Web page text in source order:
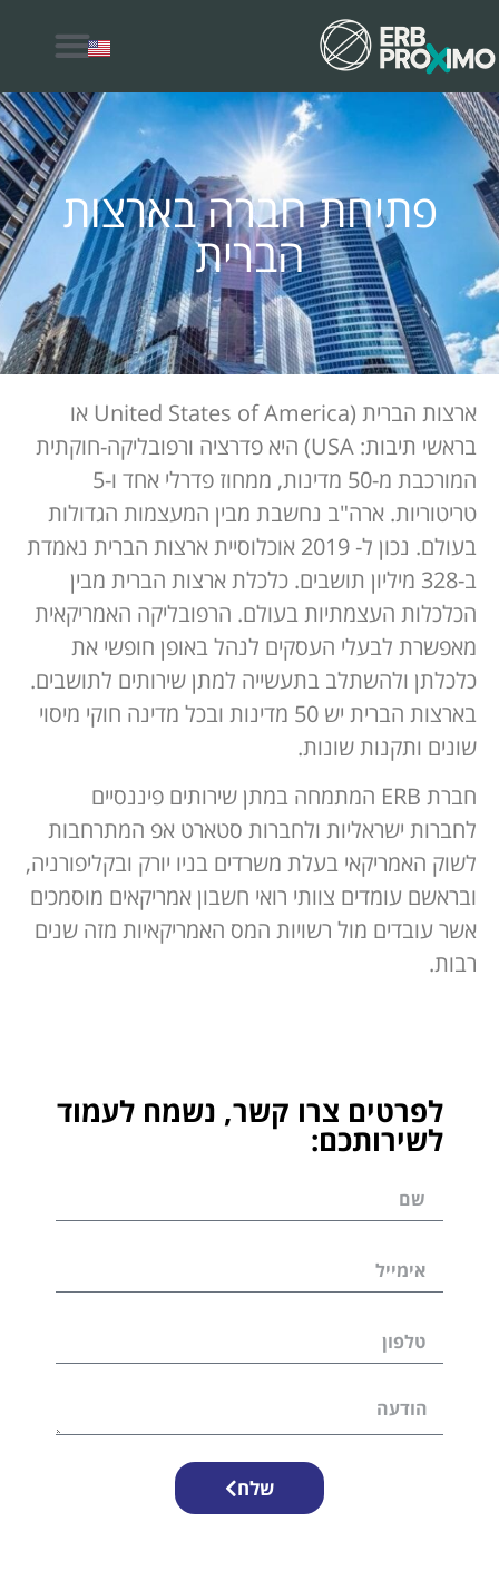
פתיחת חברה בארצות
הברית
ארצות הברית (United States of America או
בראשי תיבות: USA) היא פדרציה ורפובליקה-חוקתית
המורכבת מ-50 מדינות, ממחוז פדרלי אחד ו-5
טריטוריות. ארה"ב נחשבת מבין המעצמות הגדולות
בעולם. נכון ל- 2019 אוכלוסיית ארצות הברית נאמדת
ב-328 מיליון תושבים. כלכלת ארצות הברית מבין
הכלכלות העצמתיות בעולם. הרפובליקה האמריקאית
מאפשרת לבעלי העסקים לנהל באופן חופשי את
כלכלתן ולהשתלב בתעשייה למתן שירותים לתושבים.
בארצות הברית יש 50 מדינות ובכל מדינה חוקי מיסוי
שונים ותקנות שונות.
חברת ERB המתמחה במתן שירותים פיננסיים
לחברות ישראליות ולחברות סטארט אפ המתרחבות
לשוק האמריקאי בעלת משרדים בניו יורק ובקליפורניה,
ובראשם עומדים צוותי רואי חשבון אמריקאים מוסמכים
אשר עובדים מול רשויות המס האמריקאיות מזה שנים
רבות.
לפרטים צרו קשר, נשמח לעמוד
לשירותכם:
שלח